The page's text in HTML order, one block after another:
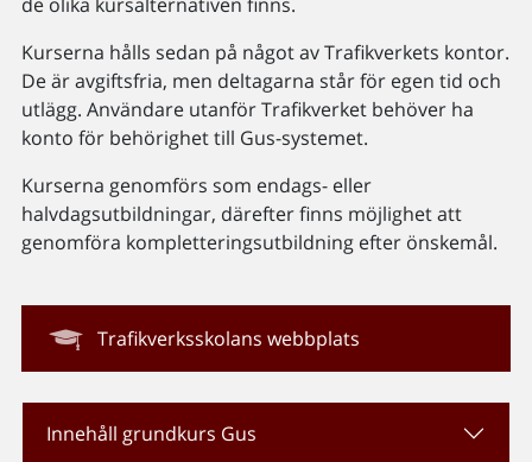
Kurserna hålls sedan på något av Trafikverkets kontor.
De är avgiftsfria, men deltagarna står för egen tid och
utlägg. Användare utanför Trafikverket behöver ha
konto för behörighet till Gus-systemet.
Kurserna genomförs som endags- eller
halvdagsutbildningar, därefter finns möjlighet att
genomföra kompletteringsutbildning efter önskemål.
Trafikverksskolans webbplats
Innehåll grundkurs Gus